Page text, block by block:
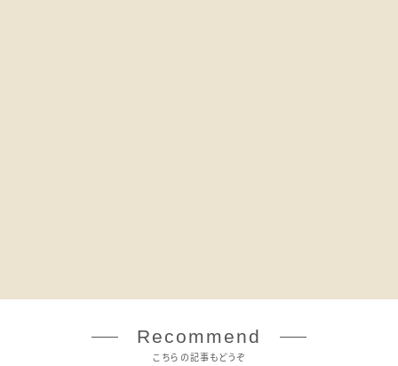
Recommend
こちらの記事もどうぞ